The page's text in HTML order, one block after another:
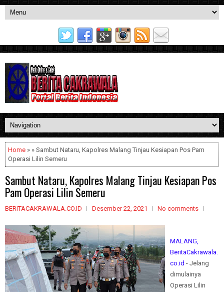
Home » » Sambut Nataru, Kapolres Malang Tinjau Kesiapan Pos Pam
Operasi Lilin Semeru
Sambut Nataru, Kapolres Malang Tinjau Kesiapan Pos
Pam Operasi Lilin Semeru
BERITACAKRAWALA.CO.ID Desember 22, 2021 No comments
MALANG,
BeritaCakrawala.
co.id - Jelang
dimulainya
Operasi Lilin